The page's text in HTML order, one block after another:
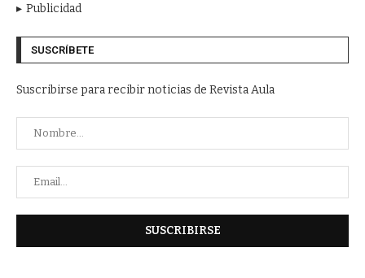
Publicidad
SUSCRÍBETE
Suscribirse para recibir noticias de Revista Aula